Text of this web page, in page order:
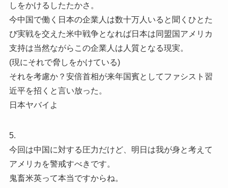
しをかけるしたたかさ。
今中国で働く日本の企業人は数十万人いると聞くひとた
び実戦を交えた米中戦争となれば日本は同盟国アメリカ
支持は当然ながらこの企業人は人質となる現実。
(現にそれで脅しをかけている)
それを考慮か？安倍首相が来年国賓としてファシスト習
近平を招くと言い放った。
日本ヤバイよ
5.
今回は中国に対する圧力だけど、明日は我が身と考えて
アメリカを警戒すべきです。
鬼畜米英って本当ですからね。